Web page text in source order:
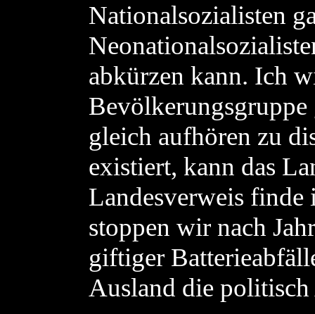
Nationalsozialisten
abkürzen kann. Ich
gleich aufhören zu
existiert, kann das
Landesverweis finde
stoppen wir nach
giftiger
Ausland die politisch